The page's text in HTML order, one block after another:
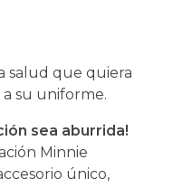
salud que quiera
su uniforme.
sea aburrida!
Minnie
único,